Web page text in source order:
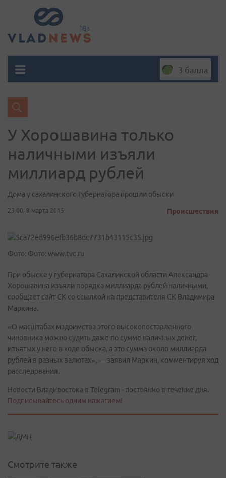
3 балла
У Хорошавина только
наличными изъяли
миллиард рублей
Дома у сахалинского губернатора прошли обыски
23:00, 8 марта 2015 Происшествия
Фото: Фото: www.tvc.ru
При обыске у губернатора Сахалинской области Александра
Хорошавина изъяли порядка миллиарда рублей наличными,
сообщает сайт СК со ссылкой на представителя СК Владимира
Маркина.
«О масштабах мздоимства этого высокопоставленного
чиновника можно судить даже по сумме наличных денег,
изъятых у него в ходе обыска, а это сумма около миллиарда
рублей в разных валютах», — заявил Маркин, комментируя ход
расследования.
Новости Владивостока в Telegram - постоянно в течение дня.
Подписывайтесь одним нажатием!
Смотрите также